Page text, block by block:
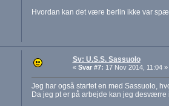
Hvordan kan det være berlin ikke var
Sv: U.S.S. Sassuolo
« Svar #7: 17 Nov 2014, 11:04 »
Jeg har også startet en med Sassuolo,
Da jeg pt er på arbejde kan jeg